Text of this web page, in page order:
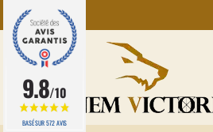
9.8/10
BASÉ SUR 572 AVIS